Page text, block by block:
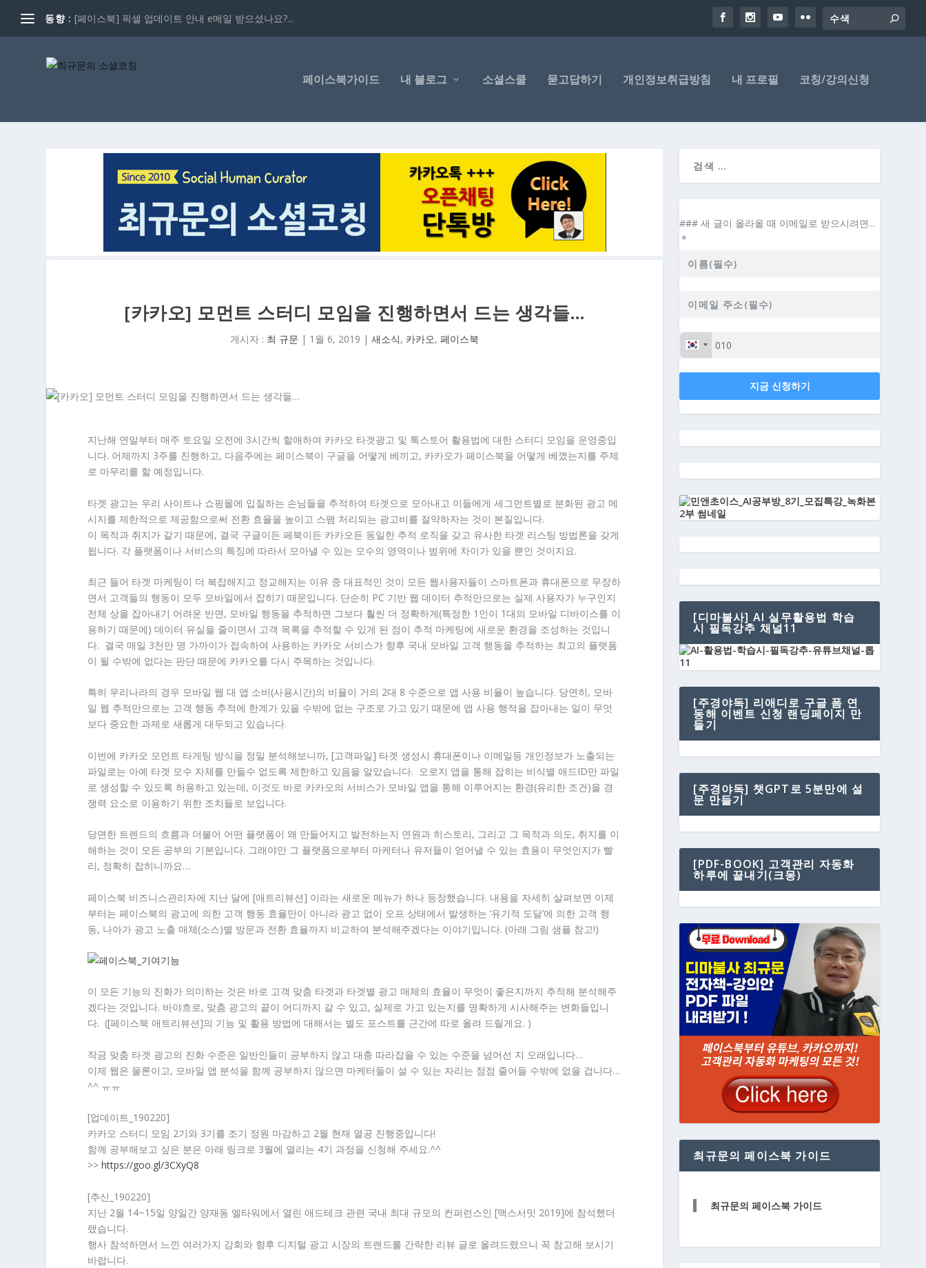
동향 : [페이스북] 픽셀 업데이트 안내 e메일 받으셨나요?...
페이스북가이드 내 블로그 소셜스쿨 묻고답하기 개인정보취급방침 내 프로필 코칭/강의신청
[카카오] 모먼트 스터디 모임을 진행하면서 드는 생각들…
게시자 : 최 규문 | 1월 6, 2019 |새소식, 카카오,페이스북
지난해 연말부터 매주 토요일 오전에 3시간씩 할애하여 카카오 타겟광고 및 톡스토어 활용법에 대한 스터디 모임을 운영중입
니다. 어제까지 3주를 진행하고, 다음주에는 페이스북이 구글을 어떻게 베끼고, 카카오가 페이스북을 어떻게 베꼈는지를 주제
로 마무리를 할 예정입니다.
타겟 광고는 우리 사이트나 쇼핑몰에 입질하는 손님들을 추적하여 타겟으로 모아내고 이들에게 세그먼트별로 분화된 광고 메
시지를 제한적으로 제공함으로써 전환 효율을 높이고 스팸 처리되는 광고비를 절약하자는 것이 본질입니다.
이 목적과 취지가 같기 때문에, 결국 구글이든 페북이든 카카오든 동일한 추적 로직을 갖고 유사한 타겟 리스팅 방법론을 갖게
됩니다. 각 플랫폼이나 서비스의 특징에 따라서 모아낼 수 있는 모수의 영역이나 범위에 차이가 있을 뿐인 것이지요.
최근 들어 타겟 마케팅이 더 복잡해지고 정교해지는 이유 중 대표적인 것이 모든 웹사용자들이 스마트폰과 휴대폰으로 무장하
면서 고객들의 행동이 모두 모바일에서 잡히기 때문입니다. 단순히 PC 기반 웹 데이터 추적만으로는 실제 사용자가 누구인지
전체 상을 잡아내기 어려운 반면, 모바일 행동을 추적하면 그보다 훨씬 더 정확하게(특정한 1인이 1대의 모바일 디바이스를 이
용하기 때문에) 데이터 유실을 줄이면서 고객 목록을 추적할 수 있게 된 점이 추적 마케팅에 새로운 환경을 조성하는 것입니
다. 결국 매일 3천만 명 가까이가 접속하여 사용하는 카카오 서비스가 향후 국내 모바일 고객 행동을 추적하는 최고의 플랫폼
이 될 수밖에 없다는 판단 때문에 카카오를 다시 주목하는 것입니다.
특히 우리나라의 경우 모바일 웹 대 앱 소비(사용시간)의 비율이 거의 2대 8 수준으로 앱 사용 비율이 높습니다. 당연히, 모바
일 웹 추적만으로는 고객 행동 추적에 한계가 있을 수밖에 없는 구조로 가고 있기 때문에 앱 사용 행적을 잡아내는 일이 무엇
보다 중요한 과제로 새롭게 대두되고 있습니다.
이번에 카카오 모먼트 타게팅 방식을 정밀 분석해보니까, [고객파일] 타겟 생성시 휴대폰이나 이메일등 개인정보가 노출되는
파일로는 아예 타겟 모수 자체를 만들수 없도록 제한하고 있음을 알았습니다. 오로지 앱을 통해 잡히는 비식별 애드ID만 파일
로 생성할 수 있도록 허용하고 있는데, 이것도 바로 카카오의 서비스가 모바일 앱을 통해 이루어지는 환경(유리한 조건)을 경
쟁력 요소로 이용하기 위한 조치들로 보입니다.
당면한 트렌드의 흐름과 더불어 어떤 플랫폼이 왜 만들어지고 발전하는지 연원과 히스토리, 그리고 그 목적과 의도, 취지를 이
해하는 것이 모든 공부의 기본입니다. 그래야만 그 플랫폼으로부터 마케터나 유저들이 얻어낼 수 있는 효용이 무엇인지가 빨
리, 정확히 잡히니까요…
페이스북 비즈니스관리자에 지난 달에 [애트리뷰션] 이라는 새로운 메뉴가 하나 등장했습니다. 내용을 자세히 살펴보면 이제
부터는 페이스북의 광고에 의한 고객 행동 효율만이 아니라 광고 없이 오프 상태에서 발생하는 ‘유기적 도달’에 의한 고객 행
동, 나아가 광고 노출 매체(소스)별 방문과 전환 효율까지 비교하여 분석해주겠다는 이야기입니다. (아래 그림 샘플 참고!)
이 모든 기능의 진화가 의미하는 것은 바로 고객 맞춤 타겟과 타겟별 광고 매체의 효율이 무엇이 좋은지까지 추적해 분석해주
겠다는 것입니다. 바야흐로, 맞춤 광고의 끝이 어디까지 갈 수 있고, 실제로 가고 있는지를 명확하게 시사해주는 변화들입니
다. ([페이스북 애트리뷰션]의 기능 및 활용 방법에 대해서는 별도 포스트를 근간에 따로 올려 드릴게요. )
작금 맞춤 타겟 광고의 진화 수준은 일반인들이 공부하지 않고 대충 따라잡을 수 있는 수준을 넘어선 지 오래입니다…
이제 웹은 물론이고, 모바일 앱 분석을 함께 공부하지 않으면 마케터들이 설 수 있는 자리는 점점 줄어들 수밖에 없을 겁니다…
^^ ㅠㅠ
[업데이트_190220]
카카오 스터디 모임 2기와 3기를 조기 정원 마감하고 2월 현재 열공 진행중입니다!
함께 공부해보고 싶은 분은 아래 링크로 3월에 열리는 4기 과정을 신청해 주세요.^^
>>https://goo.gl/3CXyQ8
[추신_190220]
지난 2월 14~15일 양일간 양재동 엘타워에서 열린 애드테크 관련 국내 최대 규모의 컨퍼런스인 [맥스서밋 2019]에 참석했더
랬습니다.
행사 참석하면서 느낀 여러가지 감회와 향후 디지털 광고 시장의 트렌드를 간략한 리뷰 글로 올려드렸으니 꼭 참고해 보시기
바랍니다.
### 새 글이 올라올 때 이메일로 받으시려면...
지금 신청하기
[디마불사] AI 실무활용법 학습
시 필독강추 채널11
[주경야독] 리애디로 구글 폼 연
동해 이벤트 신청 랜딩페이지 만
들기
[주경야독] 챗GPT로 5분만에 설
문 만들기
[PDF-BOOK] 고객관리 자동화
하루에 끝내기(크몽)
최규문의 페이스북 가이드
최규문의 페이스북 가이드